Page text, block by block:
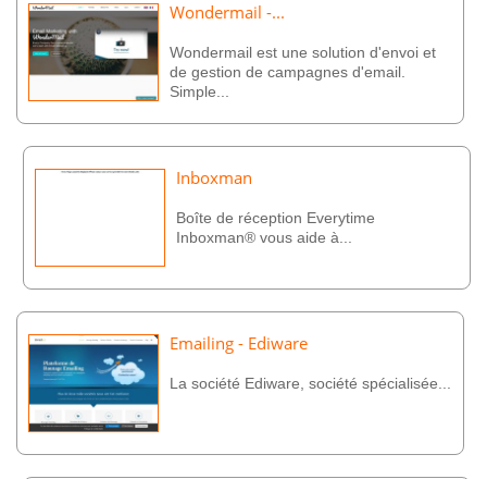
Wondermail -...
Wondermail est une solution d'envoi et
de gestion de campagnes d'email.
Simple...
Inboxman
Boîte de réception Everytime
Inboxman® vous aide à...
Emailing - Ediware
La société Ediware, société spécialisée...